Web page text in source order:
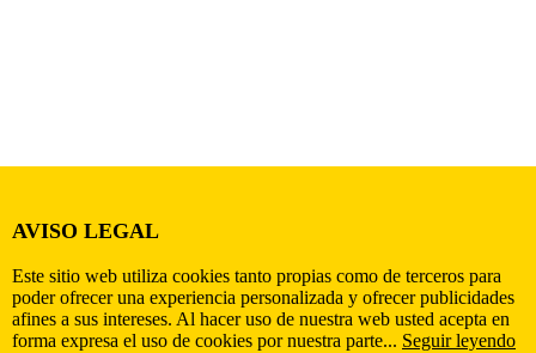
AVISO LEGAL
Este sitio web utiliza cookies tanto propias como de terceros para
poder ofrecer una experiencia personalizada y ofrecer publicidades
afines a sus intereses. Al hacer uso de nuestra web usted acepta en
forma expresa el uso de cookies por nuestra parte... Seguir leyendo